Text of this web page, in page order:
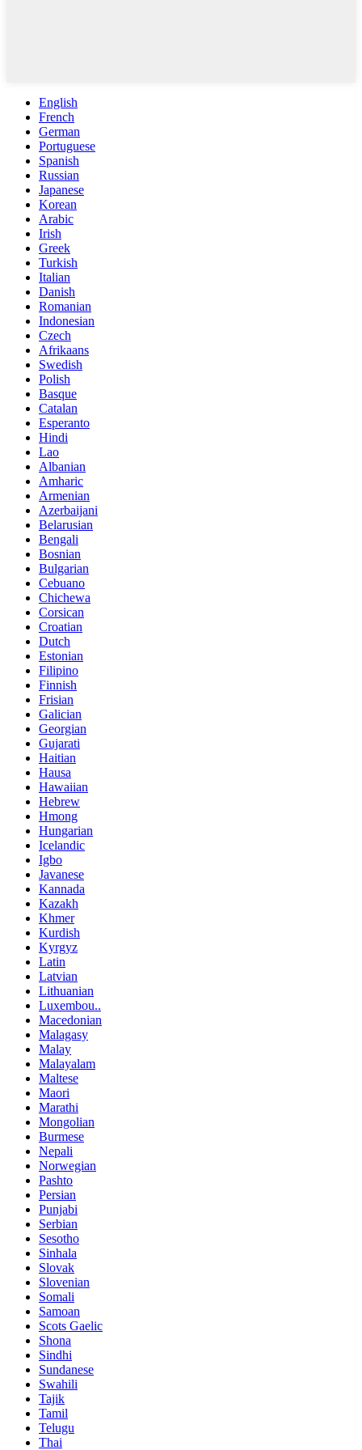
English
French
German
Portuguese
Spanish
Russian
Japanese
Korean
Arabic
Irish
Greek
Turkish
Italian
Danish
Romanian
Indonesian
Czech
Afrikaans
Swedish
Polish
Basque
Catalan
Esperanto
Hindi
Lao
Albanian
Amharic
Armenian
Azerbaijani
Belarusian
Bengali
Bosnian
Bulgarian
Cebuano
Chichewa
Corsican
Croatian
Dutch
Estonian
Filipino
Finnish
Frisian
Galician
Georgian
Gujarati
Haitian
Hausa
Hawaiian
Hebrew
Hmong
Hungarian
Icelandic
Igbo
Javanese
Kannada
Kazakh
Khmer
Kurdish
Kyrgyz
Latin
Latvian
Lithuanian
Luxembou..
Macedonian
Malagasy
Malay
Malayalam
Maltese
Maori
Marathi
Mongolian
Burmese
Nepali
Norwegian
Pashto
Persian
Punjabi
Serbian
Sesotho
Sinhala
Slovak
Slovenian
Somali
Samoan
Scots Gaelic
Shona
Sindhi
Sundanese
Swahili
Tajik
Tamil
Telugu
Thai